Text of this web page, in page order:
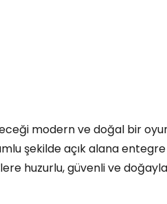
modern ve doğal bir
şekilde açık alana
huzurlu, güvenli ve